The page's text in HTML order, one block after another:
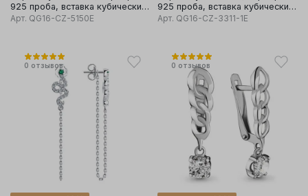
925 проба, вставка кубический
цирконий
Арт. QG16-CZ-5150E
925 проба, вставка кубический
цирконий
Арт. QG16-CZ-3311-1E
0 отзывов 0 отзывов